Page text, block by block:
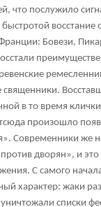
что послужило
восстание
Бовези,
священники.
в то время клички
произошло
Современники же
дворян», и
С самого
характер: жаки
списки